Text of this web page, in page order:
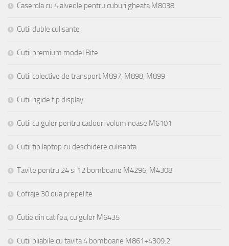
Caserola cu 4 alveole pentru cuburi gheata M8038
Cutii duble culisante
Cutii premium model Bite
Cutii colective de transport M897, M898, M899
Cutii rigide tip display
Cutii cu guler pentru cadouri voluminoase M6101
Cutii tip laptop cu deschidere culisanta
Tavite pentru 24 si 12 bomboane M4296, M4308
Cofraje 30 oua prepelite
Cutie din catifea, cu guler M6435
Cutii pliabile cu tavita 4 bomboane M861+4309.2